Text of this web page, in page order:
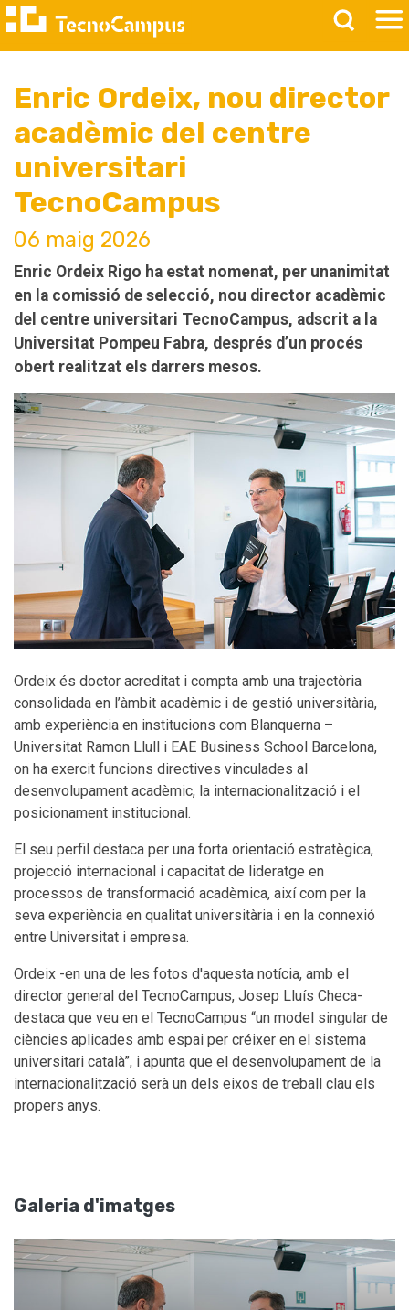
Enric Ordeix, nou director
acadèmic del centre
universitari
TecnoCampus
06 maig 2026
Enric Ordeix Rigo ha estat nomenat, per unanimitat
en la comissió de selecció, nou director acadèmic
del centre universitari TecnoCampus, adscrit a la
Universitat Pompeu Fabra, després d’un procés
obert realitzat els darrers mesos.
Ordeix és doctor acreditat i compta amb una trajectòria
consolidada en l’àmbit acadèmic i de gestió universitària,
amb experiència en institucions com Blanquerna –
Universitat Ramon Llull i EAE Business School Barcelona,
on ha exercit funcions directives vinculades al
desenvolupament acadèmic, la internacionalització i el
posicionament institucional.
El seu perfil destaca per una forta orientació estratègica,
projecció internacional i capacitat de lideratge en
processos de transformació acadèmica, així com per la
seva experiència en qualitat universitària i en la connexió
entre Universitat i empresa.
Ordeix -en una de les fotos d'aquesta notícia, amb el
director general del TecnoCampus, Josep Lluís Checa-
destaca que veu en el TecnoCampus “un model singular de
ciències aplicades amb espai per créixer en el sistema
universitari català”, i apunta que el desenvolupament de la
internacionalització serà un dels eixos de treball clau els
propers anys.
Galeria d'imatges